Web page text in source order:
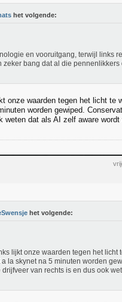
het volgende:
en vooruitgang, terwijl links
bang dat al die pennenlikkers
waarden tegen het licht te
worden gewiped.
dat als AI zelf aware wordt
het volgende:
lijkt onze waarden tegen het licht
la skynet na 5 minuten worden
van rechts is en dus ook